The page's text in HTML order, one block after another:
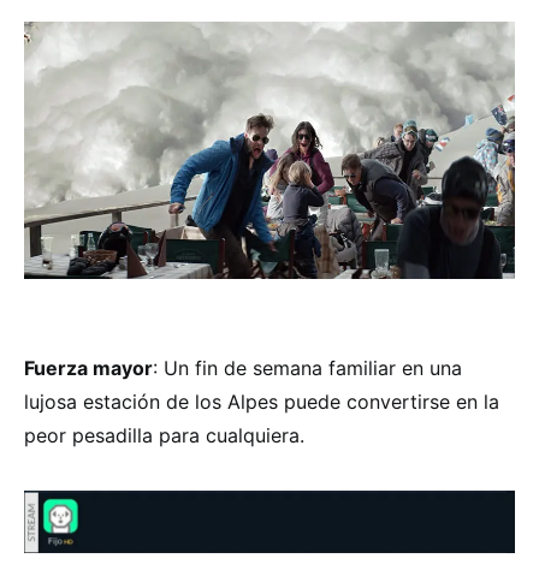
Fuerza mayor: Un fin de semana familiar en una
lujosa estación de los Alpes puede convertirse en la
peor pesadilla para cualquiera.